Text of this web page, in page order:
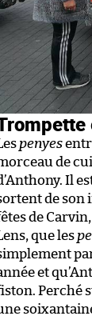
penyes
de
Il
de son
de
que les
et
Perché